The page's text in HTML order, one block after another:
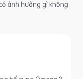
ảnh hưởng gì không